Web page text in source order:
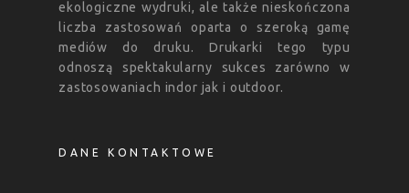
ekologiczne wydruki, ale także nieskończona
liczba zastosowań oparta o szeroką gamę
mediów do druku. Drukarki tego typu
odnoszą spektakularny sukces zarówno w
zastosowaniach indor jak i outdoor.
DANE KONTAKTOWE